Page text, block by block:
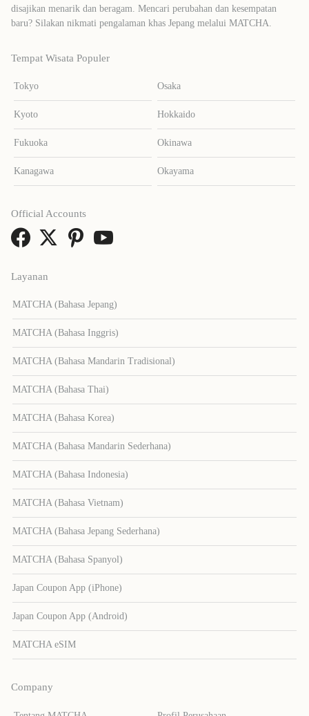
disajikan menarik dan beragam. Mencari perubahan dan kesempatan
baru? Silakan nikmati pengalaman khas Jepang melalui MATCHA.
Tempat Wisata Populer
Tokyo Osaka
Kyoto Hokkaido
Fukuoka Okinawa
Kanagawa Okayama
Layanan
MATCHA (Bahasa Jepang)
MATCHA (Bahasa Inggris)
MATCHA (Bahasa Mandarin Tradisional)
MATCHA (Bahasa Thai)
MATCHA (Bahasa Korea)
MATCHA (Bahasa Mandarin Sederhana)
MATCHA (Bahasa Indonesia)
MATCHA (Bahasa Vietnam)
MATCHA (Bahasa Jepang Sederhana)
MATCHA (Bahasa Spanyol)
Japan Coupon App (iPhone)
Japan Coupon App (Android)
MATCHA eSIM
Company
Official Accounts